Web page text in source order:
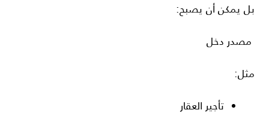
بل يمكن أن يصبح:
مصدر دخل
مثل:
تأجير العقار